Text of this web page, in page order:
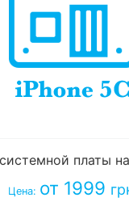
платы
Цена: от 1999